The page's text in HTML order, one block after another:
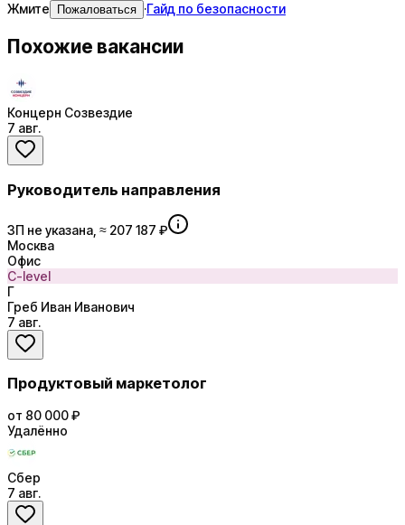
Жмите
Пожаловаться ·Гайд по безопасности
Похожие вакансии
Концерн Созвездие
7 авг.
Руководитель направления
ЗП не указана, ≈ 207 187 ₽
Москва
Офис
C-level
Г
Греб Иван Иванович
7 авг.
Продуктовый маркетолог
от 80 000 ₽
Удалённо
Сбер
7 авг.